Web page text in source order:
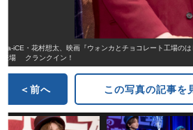
Da-iCE・花村想太、映画『ウォンカとチョコレート工場の
登場 クランクイン！
＜前へ この写真の記事を